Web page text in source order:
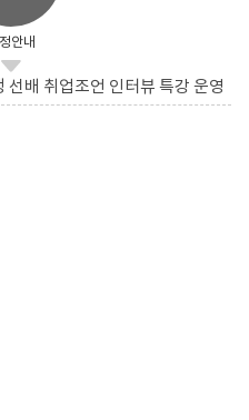
안내
선배 취업조언 인터뷰 특강 운영